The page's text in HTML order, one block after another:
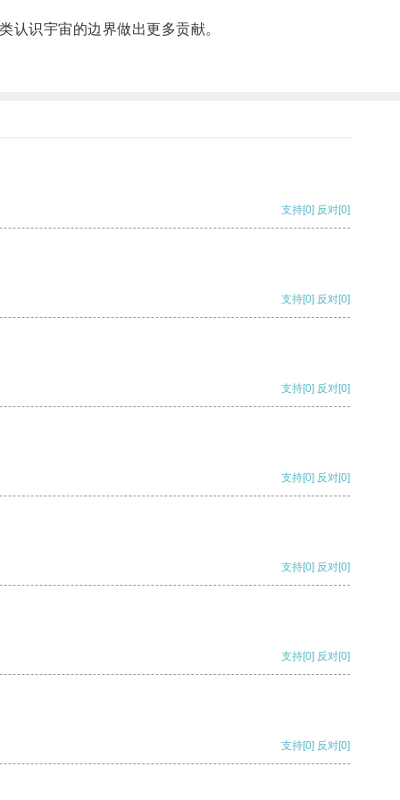
识宇宙的边界做出更多贡献。
支持[0] 反对[0]
支持[0] 反对[0]
支持[0] 反对[0]
支持[0] 反对[0]
支持[0] 反对[0]
支持[0] 反对[0]
支持[0] 反对[0]